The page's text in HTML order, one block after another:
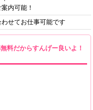
内可能！
せてお仕事可能です
料だからすんげー良いよ！